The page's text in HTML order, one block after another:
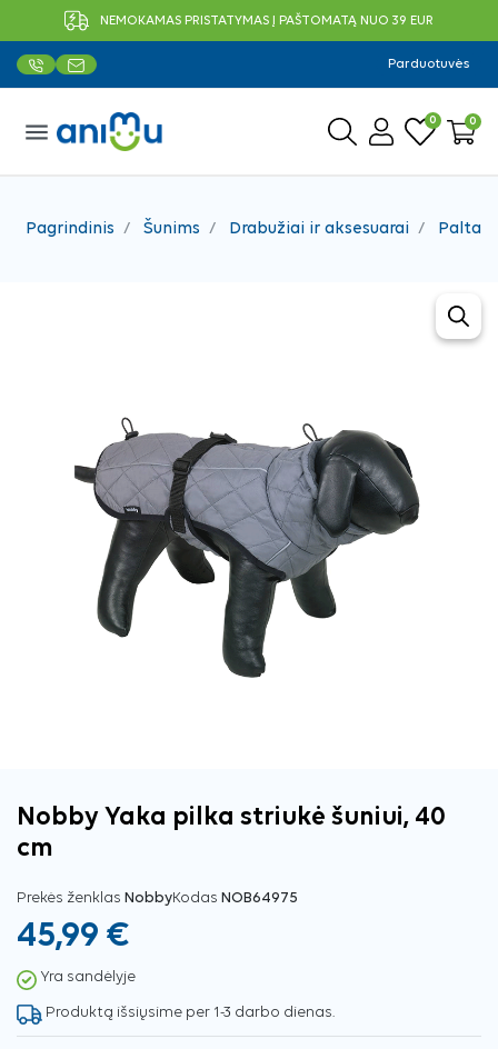
NEMOKAMAS PRISTATYMAS Į PAŠTOMATĄ NUO 39 EUR
Parduotuvės
menu 0 0
Pagrindinis Šunims Drabužiai ir aksesuarai Paltai,
Nobby Yaka pilka striukė šuniui, 40
cm
Prekės ženklas NobbyKodas NOB64975
45,99 €
Yra sandėlyje
Produktą išsiųsime per 1-3 darbo dienas.